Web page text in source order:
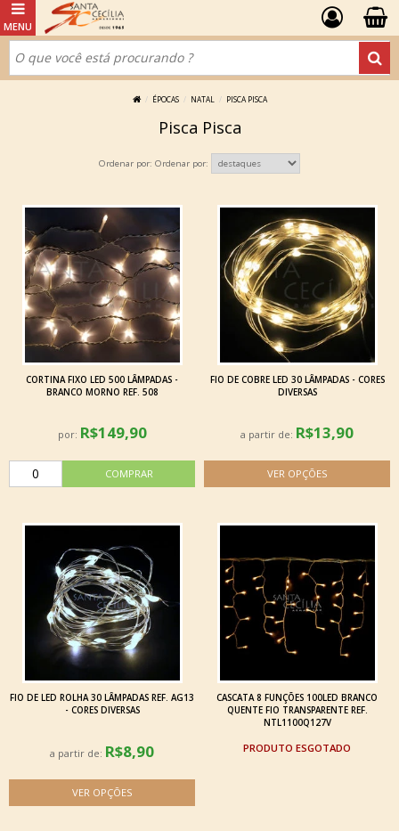
ÉPOCAS NATAL PISCA PISCA
Pisca Pisca
Ordenar por:
CORTINA FIXO LED 500 LÂMPADAS -
BRANCO MORNO REF. 508
por: R$149,90
FIO DE COBRE LED 30 LÂMPADAS - CORES
DIVERSAS
a partir de: R$13,90
FIO DE LED ROLHA 30 LÂMPADAS REF. AG13
- CORES DIVERSAS
a partir de: R$8,90
CASCATA 8 FUNÇÕES 100LED BRANCO
QUENTE FIO TRANSPARENTE REF.
NTL1100Q127V
ESGOTADO